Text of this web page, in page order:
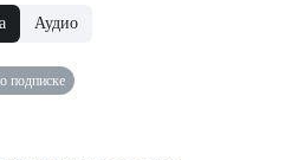
Аудио
подписке